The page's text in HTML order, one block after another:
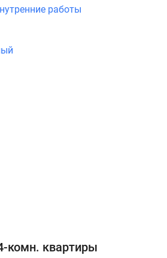
работы
комн. квартиры